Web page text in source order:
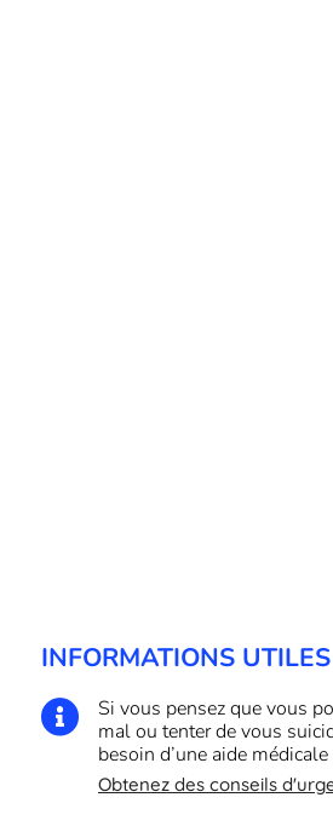
INFORMATIONS UTILES

Si vous pensez que vous
mal ou tenter de vous
besoin d’une aide
Obtenez des conseils